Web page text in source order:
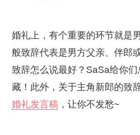
婚礼上，有个重要的环节就是
般致辞代表是男方父亲、伴郎
致辞怎么说最好？SaSa给你
藏！此外，关于主角新郎的致
婚礼发言稿 ，让你不发愁~